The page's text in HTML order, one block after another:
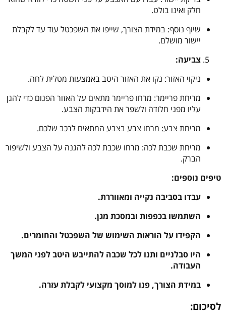
חלק ואינו בולט.
שיוף נוסף: במידת הצורך, שייפו את השפכטל עוד עד לקבלת
יישור מושלם.
צביעה:
ניקוי האזור: נקו את האזור היטב באמצעות מטלית לחה.
מריחת פריימר: מרחו פריימר מתאים על האזור הפגום כדי להגן
עליו מפני חלודה ולשפר את הידבקות הצבע.
מריחת צבע: מרחו צבע בצבע המתאים לרכב שלכם.
מריחת שכבת לכה: מרחו שכבת לכה להגנה על הצבע ולשיפור
הברק.
טיפים נוספים:
עבדו בסביבה נקייה ומאווררת.
השתמשו בכפפות ובמסכת מגן.
הקפידו על הוראות השימוש של השפכטל והחומרים.
היו סבלניים ותנו לכל שכבה להתייבש היטב לפני המשך
העבודה.
במידת הצורך, פנו למוסך מקצועי לקבלת עזרה.
לסיכום: